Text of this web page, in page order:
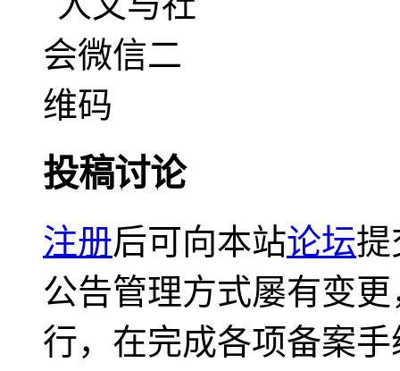
投稿讨论
注册后可向本站论坛提
公告管理方式屡有变
行，在完成各项备案